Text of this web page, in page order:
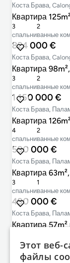
Коста Брава,
Квартира
cпальни
3
ванные
2
824 000 €
Коста Брава,
Квартира
cпальни
3
ванные
2
1 150 000 €
Коста Брава,
Квартира
cпальни
4
ванные
2
590 000 €
Коста Брава,
Квартира
cпальни
3
ванные
1
490 000 €
Коста Брава,
Квартира
cпальниванные
Этот веб-
файлы